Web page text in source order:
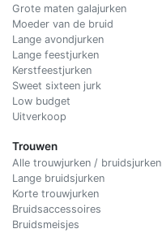
Grote maten galajurken
Moeder van de bruid
Lange avondjurken
Lange feestjurken
Kerstfeestjurken
Sweet sixteen jurk
Low budget
Uitverkoop
Trouwen
Alle trouwjurken / bruidsjurken
Lange bruidsjurken
Korte trouwjurken
Bruidsaccessoires
Bruidsmeisjes